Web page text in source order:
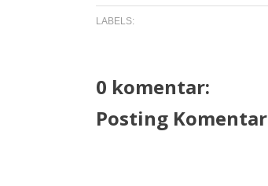
LABELS:
0 komentar:
Posting Komentar